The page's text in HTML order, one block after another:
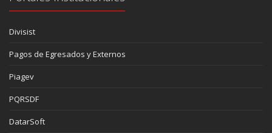
Divisist
Pagos de Egresados y Externos
Piagev
PQRSDF
DatarSoft